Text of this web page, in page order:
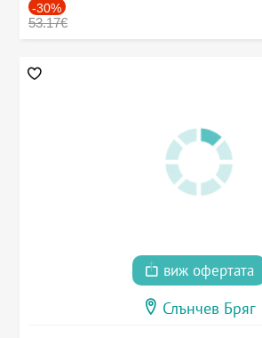
-30%
53.17€
виж офертата
Слънчев Бряг